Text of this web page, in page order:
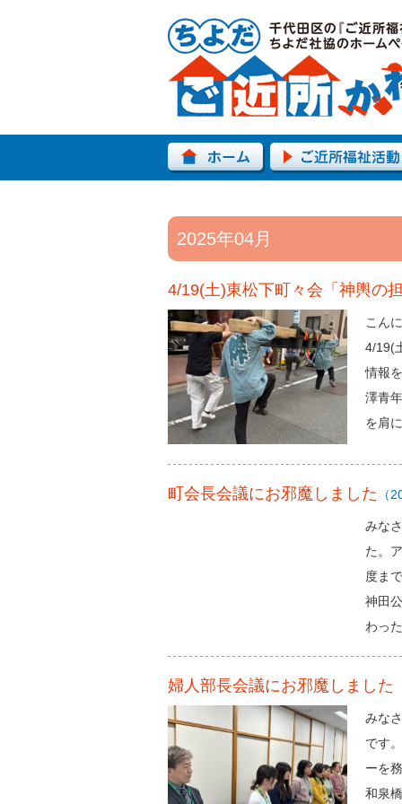
2025年04月
4/19(土)東松下町々会「神輿の
こん
4/19(
情報
澤青
を肩
町会長会議にお邪魔しました （
みな
た。
度ま
神田
わっ
婦人部長会議にお邪魔しました
みな
です
ーを
和泉